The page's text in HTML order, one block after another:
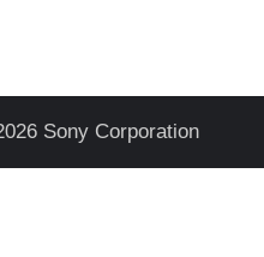
Sony Corporation